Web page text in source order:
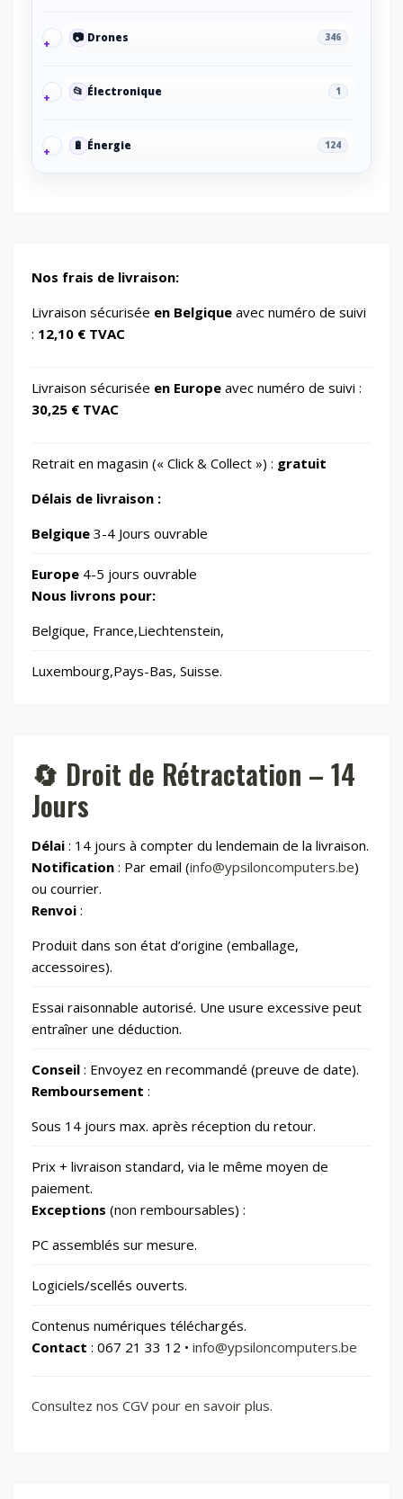
📷 Drones 346
📂 Électronique 1
🔋 Énergie 124
📱 screen protectors/For smartwatches
1
IT Accessories/Monitor stands
📂 Jardin
🧸 Jouets
📂 Laser graveurs et découpeuses
📂
⌚ Montres & Rings 100
📂
📂 Outillage
📷 Photos et Caméras 797
📂 Santé et beauté 66
🏠 Smart Home/Lighting/Lighting fixtures
Smartphones & Tablets
📂 Vélos & Trottinettes
Nos frais de livraison:
Livraison sécurisée en Belgique avec numéro de suivi
: 12,10 € TVAC
Livraison sécurisée en Europe avec numéro de suivi :
30,25 € TVAC
Retrait en magasin (« Click & Collect ») : gratuit
Délais de livraison :
Belgique 3-4 Jours ouvrable
Europe 4-5 jours ouvrable
Nous livrons pour:
Belgique, France,Liechtenstein,
Luxembourg,Pays-Bas, Suisse.
🔄 Droit de Rétractation – 14
Jours
Délai : 14 jours à compter du lendemain de la livraison.
Notification : Par email (info@ypsiloncomputers.be)
ou courrier.
Renvoi :
Produit dans son état d’origine (emballage,
accessoires).
Essai raisonnable autorisé. Une usure excessive peut
entraîner une déduction.
Conseil : Envoyez en recommandé (preuve de date).
Remboursement :
Sous 14 jours max. après réception du retour.
Prix + livraison standard, via le même moyen de
paiement.
Exceptions (non remboursables) :
PC assemblés sur mesure.
Logiciels/scellés ouverts.
Contenus numériques téléchargés.
Contact : 067 21 33 12 • info@ypsiloncomputers.be
Consultez nos CGV pour en savoir plus.